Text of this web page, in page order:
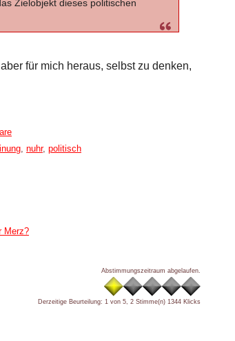
Zielobjekt dieses politischen
für mich heraus, selbst zu denken,
nuhr, politisch
Merz?
Abstimmungszeitraum abgelaufen.
Derzeitige Beurteilung: 1 von 5, 2 Stimme(n) 1344 Klicks